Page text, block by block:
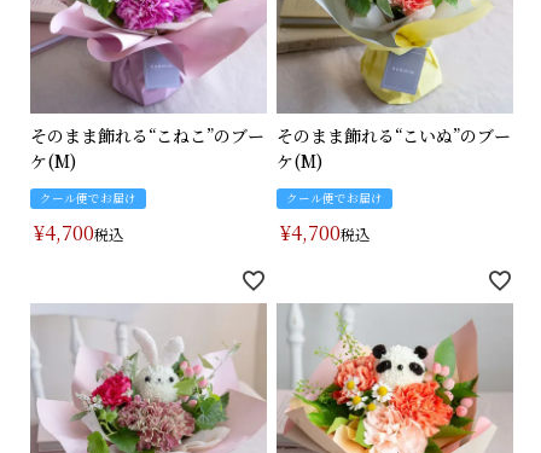
メッセージカード
お問い合わせ
そのまま飾れる“こねこ”のブー
ケ(M)
クール便でお届け
¥4,700税込
そのまま飾れる“こいぬ”のブー
ケ(M)
クール便でお届け
¥4,700税込